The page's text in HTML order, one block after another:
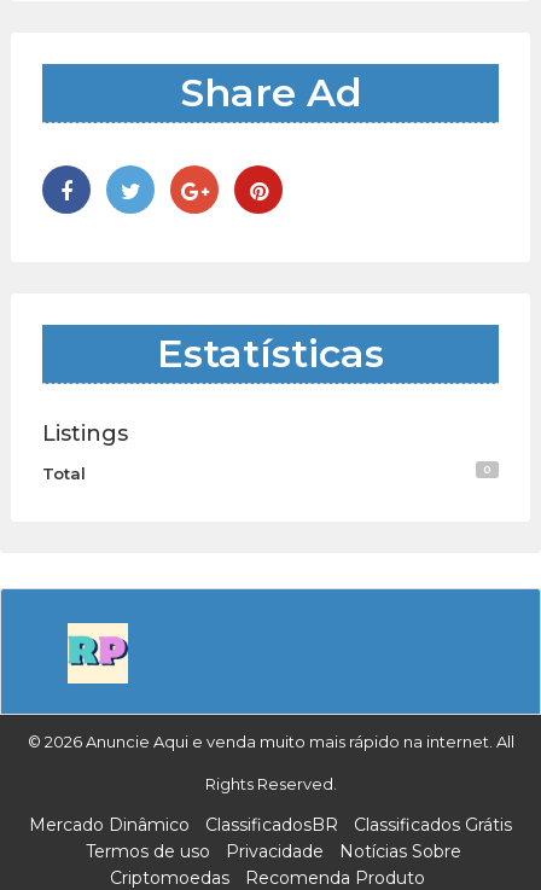
Share Ad
Estatísticas
Listings
Total 0
© 2026 Anuncie Aqui e venda muito mais rápido na internet. All
Rights Reserved.
Mercado Dinâmico ClassificadosBR
Classificados Grátis
Termos de uso
Privacidade
Notícias Sobre
Criptomoedas
Recomenda Produto